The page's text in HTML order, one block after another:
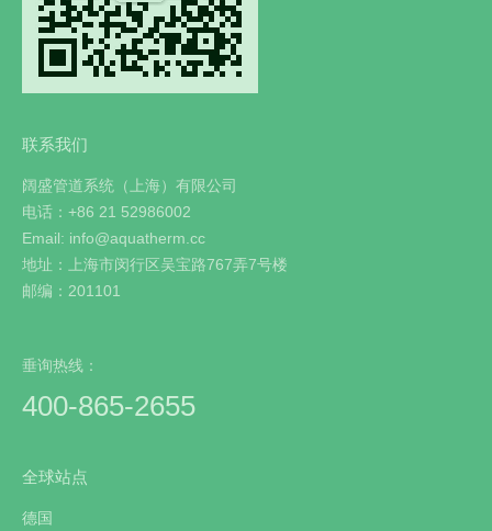
联系我们
阔盛管道系统（上海）有限公司
电话：+86 21 52986002
Email: info@aquatherm.cc
地址：上海市闵行区吴宝路767弄7号楼
邮编：201101
垂询热线：
400-865-2655
全球站点
德国